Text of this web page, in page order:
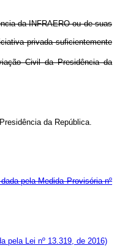
da INFRAERO ou de suas
privada suficientemente
Civil da Presidência da
Presidência da República.
pela Medida Provisória nº
pela Lei nº 13.319, de 2016)